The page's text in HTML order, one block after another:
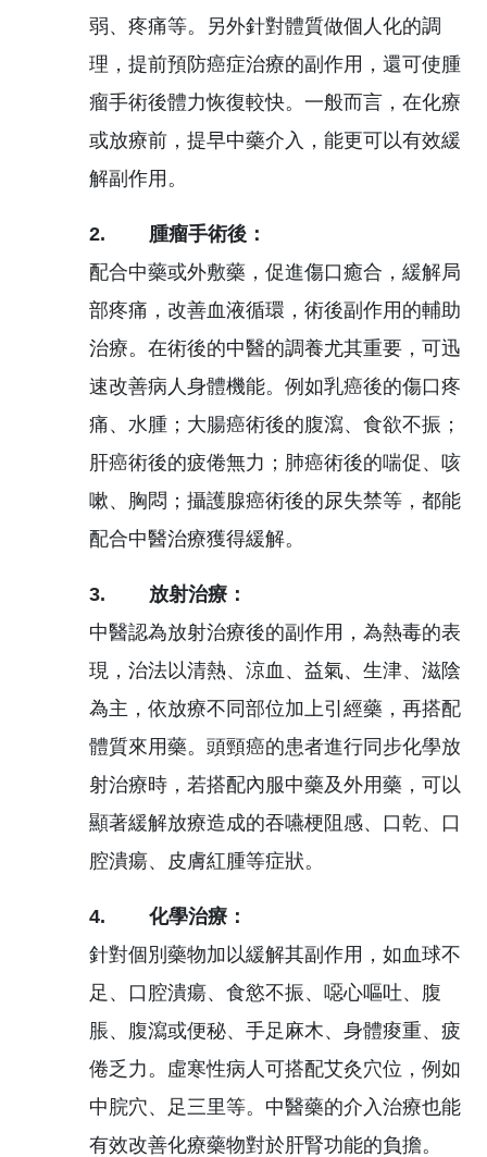
弱、疼痛等。另外針對體質做個人化的調
理，提前預防癌症治療的副作用，還可使腫
瘤手術後體力恢復較快。一般而言，在化療
或放療前，提早中藥介入，能更可以有效緩
解副作用。
2. 腫瘤手術後：
配合中藥或外敷藥，促進傷口癒合，緩解局
部疼痛，改善血液循環，術後副作用的輔助
治療。在術後的中醫的調養尤其重要，可迅
速改善病人身體機能。例如乳癌後的傷口疼
痛、水腫；大腸癌術後的腹瀉、食欲不振；
肝癌術後的疲倦無力；肺癌術後的喘促、咳
嗽、胸悶；攝護腺癌術後的尿失禁等，都能
配合中醫治療獲得緩解。
3. 放射治療：
中醫認為放射治療後的副作用，為熱毒的表
現，治法以清熱、涼血、益氣、生津、滋陰
為主，依放療不同部位加上引經藥，再搭配
體質來用藥。頭頸癌的患者進行同步化學放
射治療時，若搭配內服中藥及外用藥，可以
顯著緩解放療造成的吞嚥梗阻感、口乾、口
腔潰瘍、皮膚紅腫等症狀。
4. 化學治療：
針對個別藥物加以緩解其副作用，如血球不
足、口腔潰瘍、食慾不振、噁心嘔吐、腹
脹、腹瀉或便秘、手足麻木、身體痠重、疲
倦乏力。虛寒性病人可搭配艾灸穴位，例如
中脘穴、足三里等。中醫藥的介入治療也能
有效改善化療藥物對於肝腎功能的負擔。